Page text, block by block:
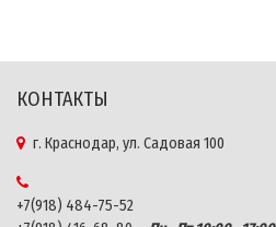
КОНТАКТЫ
г. Краснодар, ул. Садовая 100
+7(918) 484-75-52